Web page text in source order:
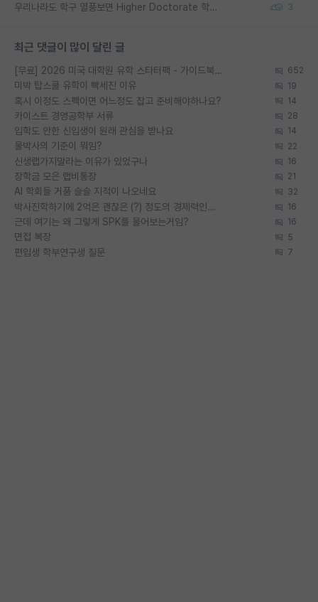
우리나라도 학구 열풍보면 Higher Doctorate 학위가 필요하다고 봅니다. 3
최근 댓글이 많이 달린 글
[무료] 2026 미국 대학원 유학 스타터팩 - 가이드북 & 합격자 컨택메일 템플릿 652
미박 탑스쿨 유학이 빡세진 이유 19
혹시 이정도 스펙이면 어느정도 잡고 준비해야하나요? 14
카이스트 경영공학부 서류 28
입학도 안한 신입생이 원래 관심을 받나요 14
물박사의 기준이 뭐임? 22
신생랩가지말라는 이유가 있었구나 16
장학금 모은 랩비통장 21
AI 학회들 거품 슬슬 지적이 나오네요 32
박사진학하기에 2억은 괜찮은 (?) 정도의 경제력인가요 16
근데 여기는 왜 그렇게 SPK를 물어보는거임? 16
면접 복장 5
편입생 학부연구생 질문 7